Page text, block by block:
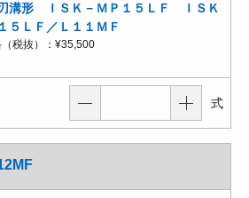
溝形 ＩＳＫ－ＭＰ１５ＬＦ ＩＳＫ
５ＬＦ／Ｌ１１ＭＦ
税抜）： ¥35,500
式